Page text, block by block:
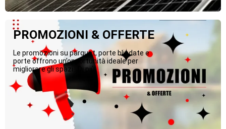
PROMOZIONI & OFFERTE
Le promozioni su parquet, porte blindate e
porte offrono un’opportunità ideale per
migliorare gli spazi...Di più